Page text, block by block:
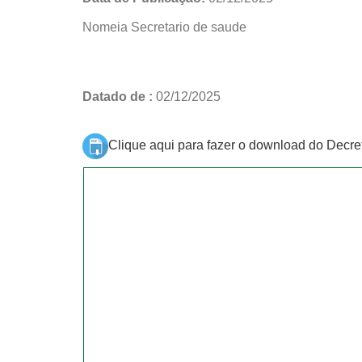
Nomeia Secretario de saude
Datado de : 02/12/2025
Clique aqui para fazer o download do